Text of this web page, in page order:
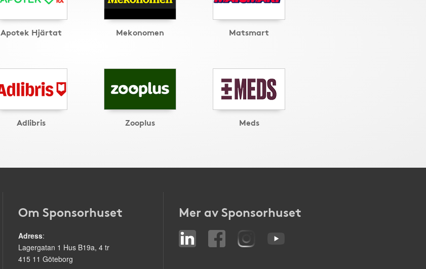
Apotek Hjärtat Mekonomen Matsmart
Adlibris Zooplus Meds
Om Sponsorhuset
Adress:
Lagergatan 1 Hus B19a, 4 tr
415 11 Göteborg
Mer av Sponsorhuset